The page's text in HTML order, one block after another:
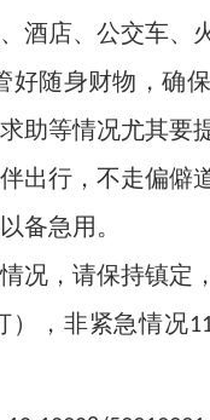
店、公交车、
随身财物，确
助等情况尤其要
行，不走偏僻
备急用。
，请保持镇定
），非紧急情况